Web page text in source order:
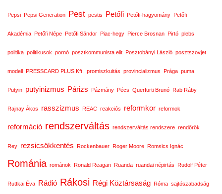
Pepsi Pepsi Generation Pest pestis Petőfi Petőfi-hagyomány Petőfi
Akadémia Petőfi Népe Petőfi Sándor Piac-hegy Pierce Brosnan Pirtó plebs
politika politikusok pornó posztkommunista elit Posztobányi László posztszovjet
modell PRESSCARD PLUS Kft. promiszkuitás provincializmus Prága puma
Putyin putyinizmus Párizs Pázmány Pécs Querfurti Brunó Rab Ráby
Rajnay Ákos rasszizmus REAC reakciós reformkor reformok
reformáció rendszerváltás rendszerváltás rendszere rendőrök
Rey rezsicsökkentés Rockenbauer Roger Moore Romsics Ignác
Románia románok Ronald Reagan Ruanda ruandai népirtás Rudolf Péter
Ruttkai Éva Rádió Rákosi Régi Köztársaság Róma sajtószabadság